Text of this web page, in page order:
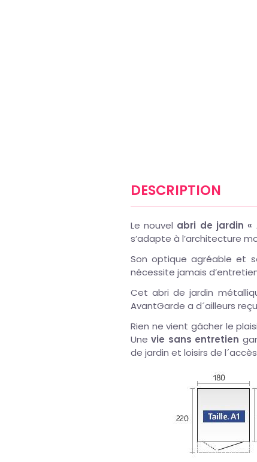
DESCRIPTION
Le nouvel abri de jardin «
s’adapte à l’architecture
Son optique agréable et
nécessite jamais
Cet abri de jardin
AvantGarde a d´ailleurs
Rien ne vient gâcher le
Unevie sans entretien
de jardin et loisirs de